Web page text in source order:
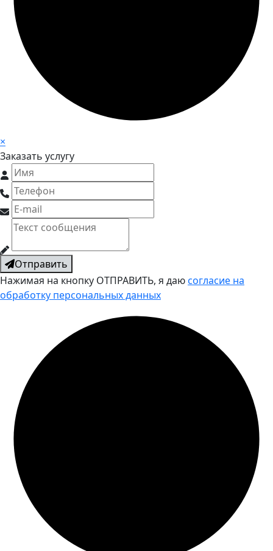
×
Заказать услугу
Отправить
Нажимая на кнопку ОТПРАВИТЬ, я даюсогласие на
обработку персональных данных